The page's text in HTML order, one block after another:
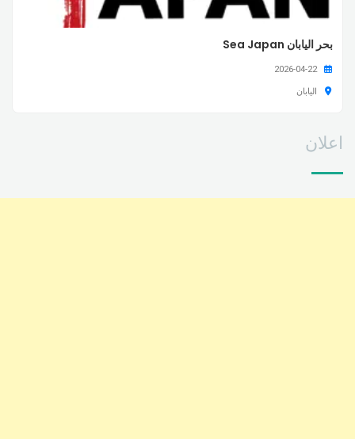
بحر اليابان Sea Japan
2026-04-22
اليابان
اعلان